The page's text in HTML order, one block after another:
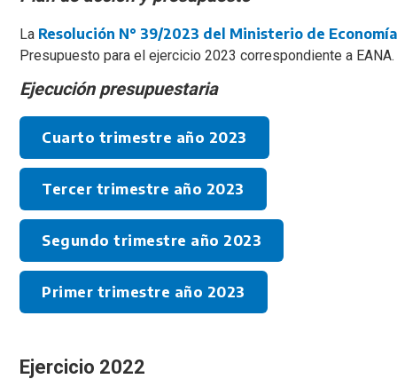
La Resolución N° 39/2023 del Ministerio de Economía
Presupuesto para el ejercicio 2023 correspondiente a EANA.
Ejecución presupuestaria
Cuarto trimestre año 2023
Tercer trimestre año 2023
Segundo trimestre año 2023
Primer trimestre año 2023
Ejercicio 2022